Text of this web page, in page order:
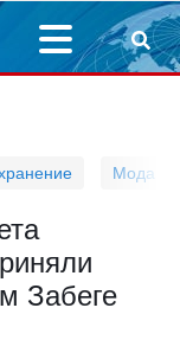
Мода
Забеге